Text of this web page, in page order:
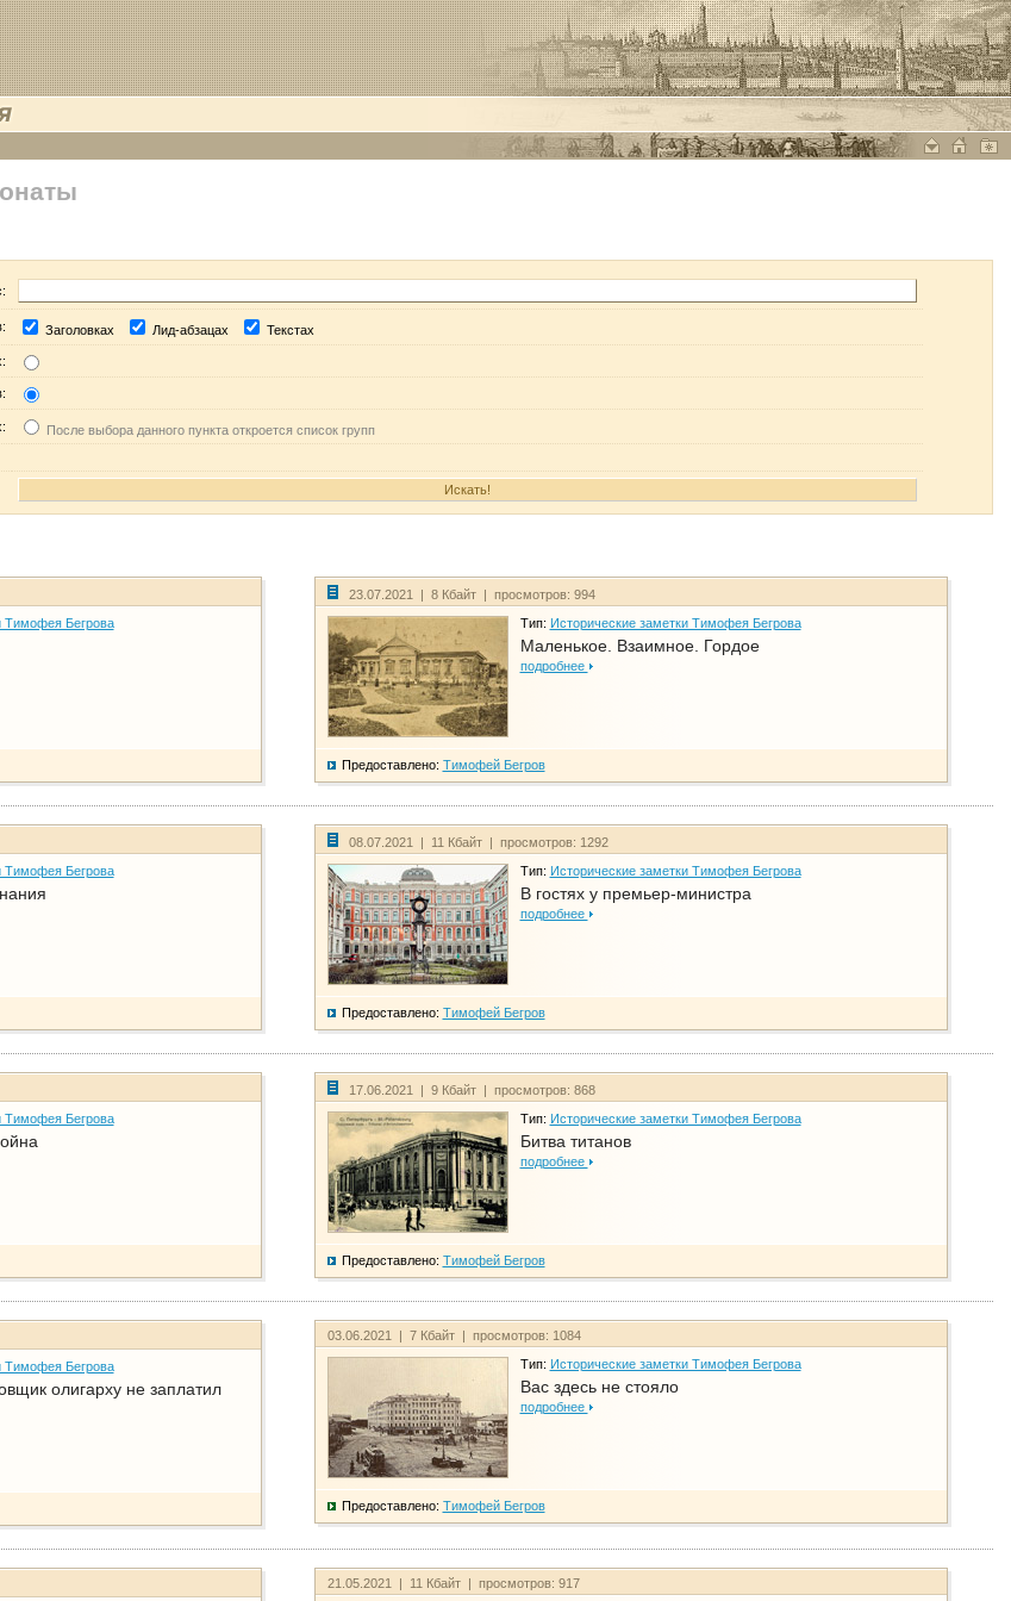
Заголовках Лид-абзацах Текстах
После выбора данного пункта откроется список групп
Тимофея Бегрова
23.07.2021 | 8 Кбайт | просмотров: 994
Тип: Исторические заметки Тимофея Бегрова
Маленькое. Взаимное. Гордое
подробнее
Предоставлено: Тимофей Бегров
Тимофея Бегрова
08.07.2021 | 11 Кбайт | просмотров: 1292
Тип: Исторические заметки Тимофея Бегрова
В гостях у премьер-министра
подробнее
Предоставлено: Тимофей Бегров
Тимофея Бегрова
17.06.2021 | 9 Кбайт | просмотров: 868
Тип: Исторические заметки Тимофея Бегрова
Битва титанов
подробнее
Предоставлено: Тимофей Бегров
Тимофея Бегрова
олигарху не заплатил
03.06.2021 | 7 Кбайт | просмотров: 1084
Тип: Исторические заметки Тимофея Бегрова
Вас здесь не стояло
подробнее
Предоставлено: Тимофей Бегров
21.05.2021 | 11 Кбайт | просмотров: 917